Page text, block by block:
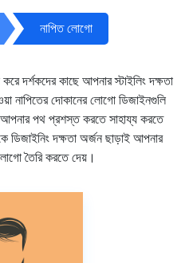
নাপিত লোগো
দর্শকদের কাছে আপনার স্টাইলিং দক্ষতা
নাপিতের দোকানের লোগো ডিজাইনগুলি
আপনার পথ প্রশস্ত করতে সাহায্য করতে
দক্ষতা অর্জন ছাড়াই আপনার
তৈরি করতে দেয়।